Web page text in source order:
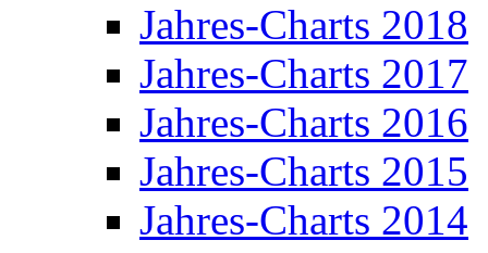
Jahres-Charts 2018
Jahres-Charts 2017
Jahres-Charts 2016
Jahres-Charts 2015
Jahres-Charts 2014